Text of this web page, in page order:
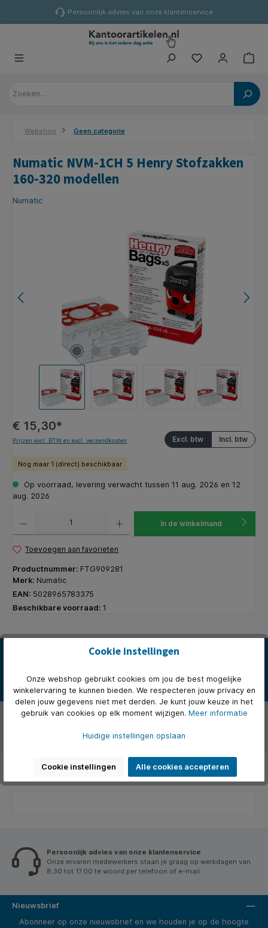
Persoonlijk advies van onze klantenservice
Webshop Geen categorie
Numatic NVM-1CH 5 Henry Stofzakken
160-320 modellen
Numatic
€ 15,30*
Incl. btw
Excl. btw
Prijzen excl. BTW en excl. verzendkosten
Nog maar 1 (direct) beschikbaar
Op voorraad, levering verwacht tussen 11 aug. 2026 en 12
aug. 2026
In de winkelmand
Toevoegen aan favorieten
Productnummer: FTG909281
Merk: Numatic
EAN: 5028965783375
Beschikbare voorraad: 1
Henry en Hetty stofzuigers van Numatic. Deze set bevat 5 origin…
Meer
Over het merk
Persoonlijk advies van onze klantenservice
Onze ervaren medewerkers staan je graag op werkdagen van
8.30 tot 17.00 te woord per telefoon of e-mail.
Nieuwsbrief
Abonneer op onze nieuwsbrief en we houden je op de hoogte
Cookie instellingen
Onze webshop gebruikt cookies om jou de best mogelijke
winkelervaring te kunnen bieden. We respecteren jouw privacy en
delen jouw gegevens niet met derden. Je kunt jouw keuze in het
gebruik van cookies op elk moment wijzigen. Meer informatie
Huidige instellingen opslaan
Cookie instellingen Alle cookies accepteren